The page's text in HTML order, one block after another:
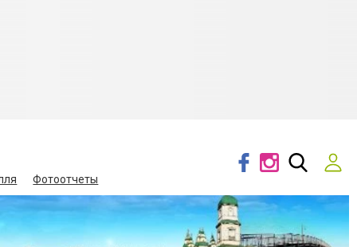
Фотоотчеты